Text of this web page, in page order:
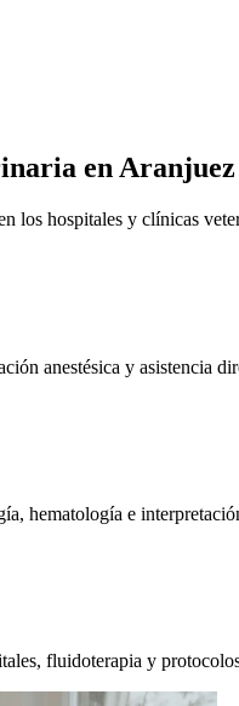
en Aranjuez
los hospitales y clínicas
anestésica y asistencia
hematología e
fluidoterapia y